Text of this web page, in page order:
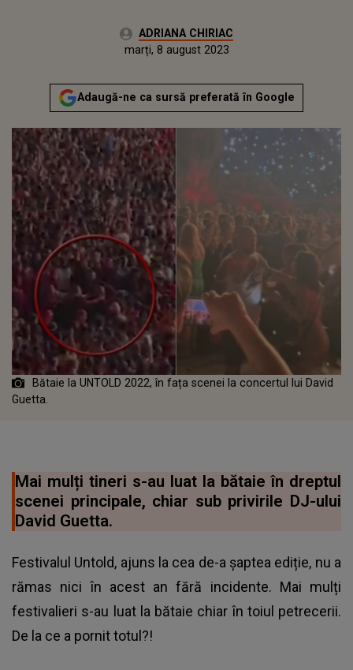
Autor:ADRIANA CHIRIAC
Actualizat:
marți, 8 august 2023
Adaugă-ne ca sursă preferată în Google
Bătaie la UNTOLD 2022, în fața scenei la concertul lui David
Guetta.
Mai mulți tineri s-au luat la bătaie în dreptul
scenei principale, chiar sub privirile DJ-ului
David Guetta.
Festivalul Untold, ajuns la cea de-a șaptea ediție, nu a
rămas nici în acest an fără incidente. Mai mulți
festivalieri s-au luat la bătaie chiar în toiul petrecerii.
De la ce a pornit totul?!